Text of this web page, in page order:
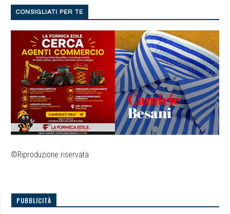
CONSIGLIATI PER TE
©Riproduzione riservata
PUBBLICITÀ